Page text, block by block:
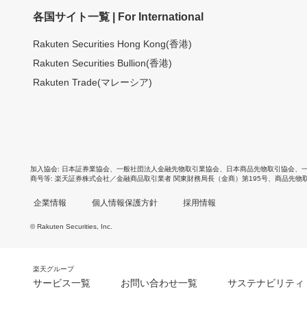
各国サイト一覧 | For International
Rakuten Securities Hong Kong(香港)
Rakuten Securities Bullion(香港)
Rakuten Trade(マレーシア)
加入協会 日本証券業協会 一般社団法人金融先物取引業協会 日本商品先物取引協会
商号等 楽天証券株式会社／金融商品取引業者 関東財務局長（金商）第195号、商品先物
企業情報 個人情報保護方針 採用情報
© Rakuten Securities, Inc.
楽天グループ
サービス一覧 お問い合わせ一覧 サステナビリティ